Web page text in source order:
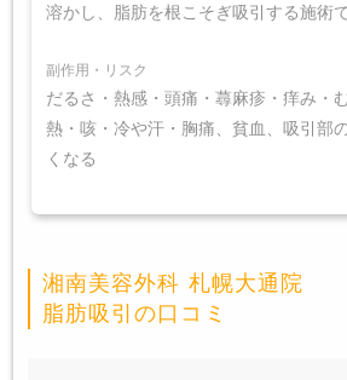
溶かし、脂肪を根こそぎ吸引する施術で
副作用・リスク
だるさ・熱感・頭痛・蕁麻疹・痒み・
熱・咳・冷や汗・胸痛、貧血、吸引部
くなる
湘南美容外科 札幌大通院
脂肪吸引の口コミ